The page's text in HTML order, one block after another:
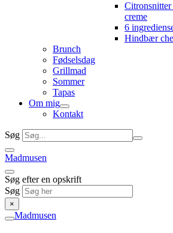
creme
6
Hindbær
Brunch
Fødselsdag
Grillmad
Sommer
Tapas
Om mig
Kontakt
Søg
Madmusen
Søg efter en opskrift
Søg
×
Madmusen